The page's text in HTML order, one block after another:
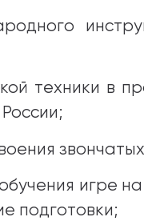
техники в
игре
подготовки;